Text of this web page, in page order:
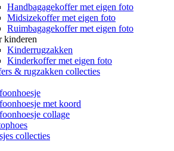
Handbagagekoffer met eigen foto
Midsizekoffer met eigen foto
Ruimbagagekoffer met eigen foto
kinderen
Kinderrugzakken
Kinderkoffer met eigen foto
& rugzakken collecties
met koord
collage
collecties